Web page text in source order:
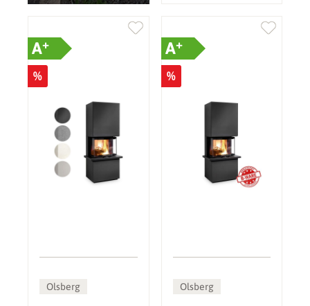
A+
%
Olsberg
A+
%
Olsberg